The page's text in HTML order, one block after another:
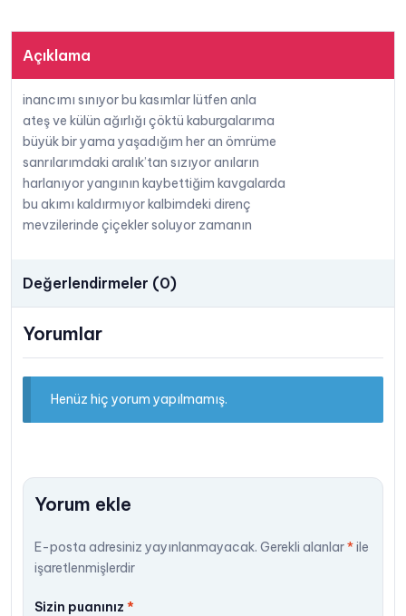
Açıklama
inancımı sınıyor bu kasımlar lütfen anla
ateş ve külün ağırlığı çöktü kaburgalarıma
büyük bir yama yaşadığım her an ömrüme
sanrılarımdaki aralık’tan sızıyor anıların
harlanıyor yangının kaybettiğim kavgalarda
bu akımı kaldırmıyor kalbimdeki direnç
mevzilerinde çiçekler soluyor zamanın
Değerlendirmeler (0)
Yorumlar
Henüz hiç yorum yapılmamış.
Yorum ekle
E-posta adresiniz yayınlanmayacak. Gerekli alanlar*ile
işaretlenmişlerdir
Sizin puanınız *